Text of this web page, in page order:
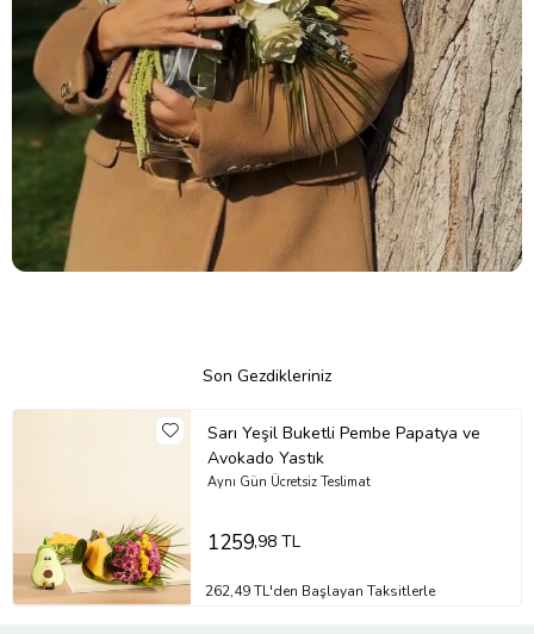
Son Gezdikleriniz
Sarı Yeşil Buketli Pembe Papatya ve
Avokado Yastık
Aynı Gün Ücretsiz Teslimat
1259,98 TL
262,49 TL'den Başlayan Taksitlerle